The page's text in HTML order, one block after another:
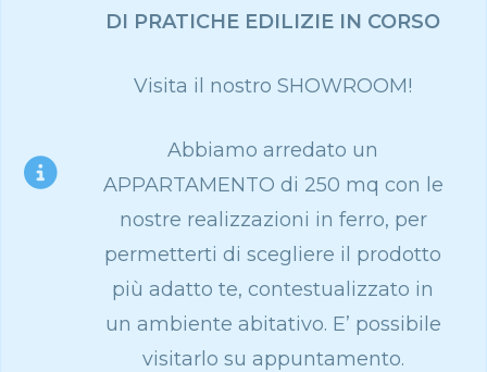
DI PRATICHE EDILIZIE IN CORSO
Visita il nostro SHOWROOM!
Abbiamo arredato un
APPARTAMENTO di 250 mq con le
nostre realizzazioni in ferro, per
permetterti di scegliere il prodotto
più adatto te, contestualizzato in
un ambiente abitativo. E’ possibile
visitarlo su appuntamento.